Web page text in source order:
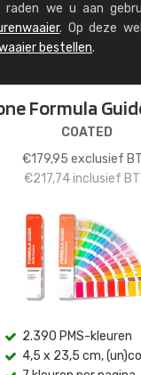
raden we u aan
. Op deze
bestellen.
Formula
COATED
€179,95 exclusief
€217,74inclusief
2.390 PMS-kleuren
4,5 x 23,5 cm,